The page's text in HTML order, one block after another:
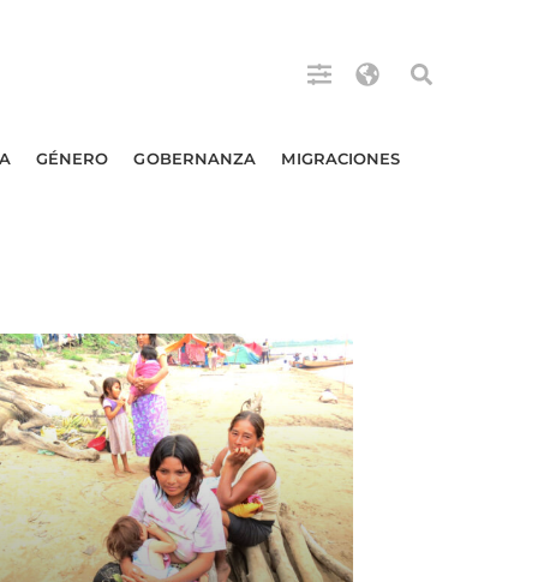
GÉNERO GOBERNANZA MIGRACIONES